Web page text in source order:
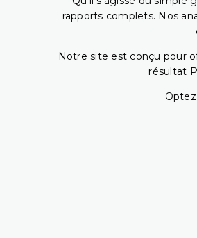
rapports complets. Nos
Notre site est conçu pour
résultat